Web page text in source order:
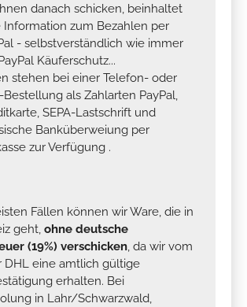
danach schicken, beinhaltet
Information zum Bezahlen per
- selbstverständlich wie immer
Käuferschutz...
stehen bei einer Telefon- oder
Bestellung als Zahlarten PayPal,
SEPA-Lastschrift und
Banküberweiung per
zur Verfügung .
Fällen können wir Ware, die in
geht, ohne deutsche
(19%) verschicken, da wir vom
DHL eine amtlich gültige
erhalten. Bei
in Lahr/Schwarzwald,